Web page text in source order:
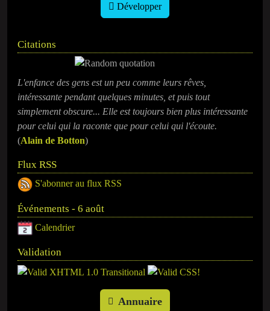
Développer
Citations
L'enfance des gens est un peu comme leurs rêves,
intéressante pendant quelques minutes, et puis tout
simplement obscure... Elle est toujours bien plus intéressante
pour celui qui la raconte que pour celui qui l'écoute.
(Alain de Botton)
Flux RSS
S'abonner au flux RSS
Événements - 6 août
Calendrier
Validation
Annuaire